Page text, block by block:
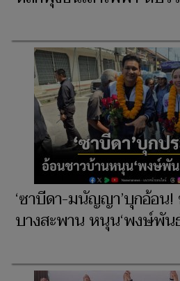
‘ซาบีดา-มนัญญา’บุกอ้อน
บางสะพาน หนุน‘พงษ์พันธ์